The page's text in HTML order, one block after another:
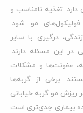
تغذیه نامناسب و
مو شود.
درگیری با سایر
این مسئله دارند.
عفونت‌ها و مشکلات
برخی از گربه‌ها
مو گربه خیابانی
بیماری جدی‌تری است